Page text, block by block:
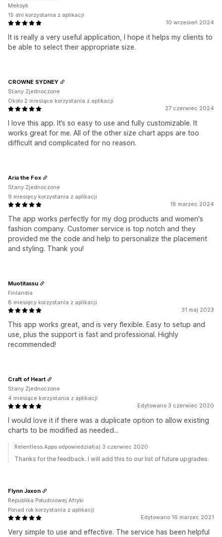
10 wrzesień 2024
It is really a very useful application, I hope it helps my clients to
be able to select their appropriate size.
Meksyk
15 dni korzystania z aplikacji
27 czerwiec 2024
I love this app. It’s so easy to use and fully customizable. It
works great for me. All of the other size chart apps are too
difficult and complicated for no reason.
CROWNE SYDNEY
Stany Zjednoczone
Około 2 miesiące korzystania z aplikacji
18 marzec 2024
The app works perfectly for my dog products and women's
fashion company. Customer service is top notch and they
provided me the code and help to personalize the placement
and styling. Thank you!
Aria the Fox
Stany Zjednoczone
9 miesięcy korzystania z aplikacji
31 maj 2023
This app works great, and is very flexible. Easy to setup and
use, plus the support is fast and professional. Highly
recommended!
Muotitassu
Finlandia
8 miesięcy korzystania z aplikacji
Edytowano 3 czerwiec 2020
I would love it if there was a duplicate option to allow existing
charts to be modified as needed...
Craft of Heart
Stany Zjednoczone
4 miesiące korzystania z aplikacji
Relentless Apps odpowiedział(a) 3 czerwiec 2020
Thanks for the feedback. I will add this to our list of future upgrades.
Edytowano 16 marzec 2021
Very simple to use and effective. The service has been helpful
Flynn Jaxon
Republika Południowej Afryki
Ponad rok korzystania z aplikacji